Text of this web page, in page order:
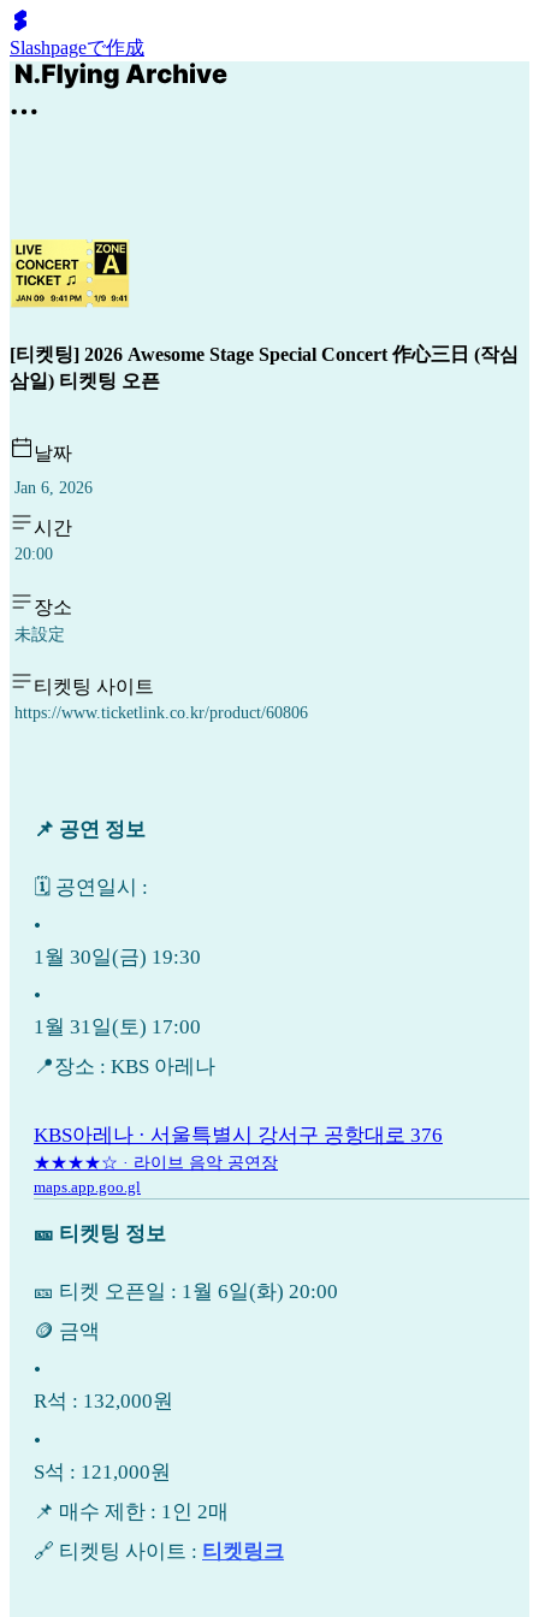
Slashpageで作成
[티켓팅] 2026 Awesome Stage Special Concert 作心三日 (작심
삼일) 티켓팅 오픈
날짜
Jan 6, 2026
시간
20:00
장소
未設定
티켓팅 사이트
https://www.ticketlink.co.kr/product/60806
📌 공연 정보
🗓 공연일시 :
•
1월 30일(금) 19:30
•
1월 31일(토) 17:00
📍장소 : KBS 아레나
KBS아레나 · 서울특별시 강서구 공항대로 376
★★★★☆ · 라이브 음악 공연장
maps.app.goo.gl
🎫 티켓팅 정보
🎫 티켓 오픈일 : 1월 6일(화) 20:00
🪙 금액
•
R석 : 132,000원
•
S석 : 121,000원
📌 매수 제한 : 1인 2매
🔗 티켓팅 사이트 : 티켓링크